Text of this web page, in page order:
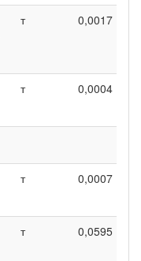
т 0,0017
т 0,0004
т 0,0007
т 0,0595